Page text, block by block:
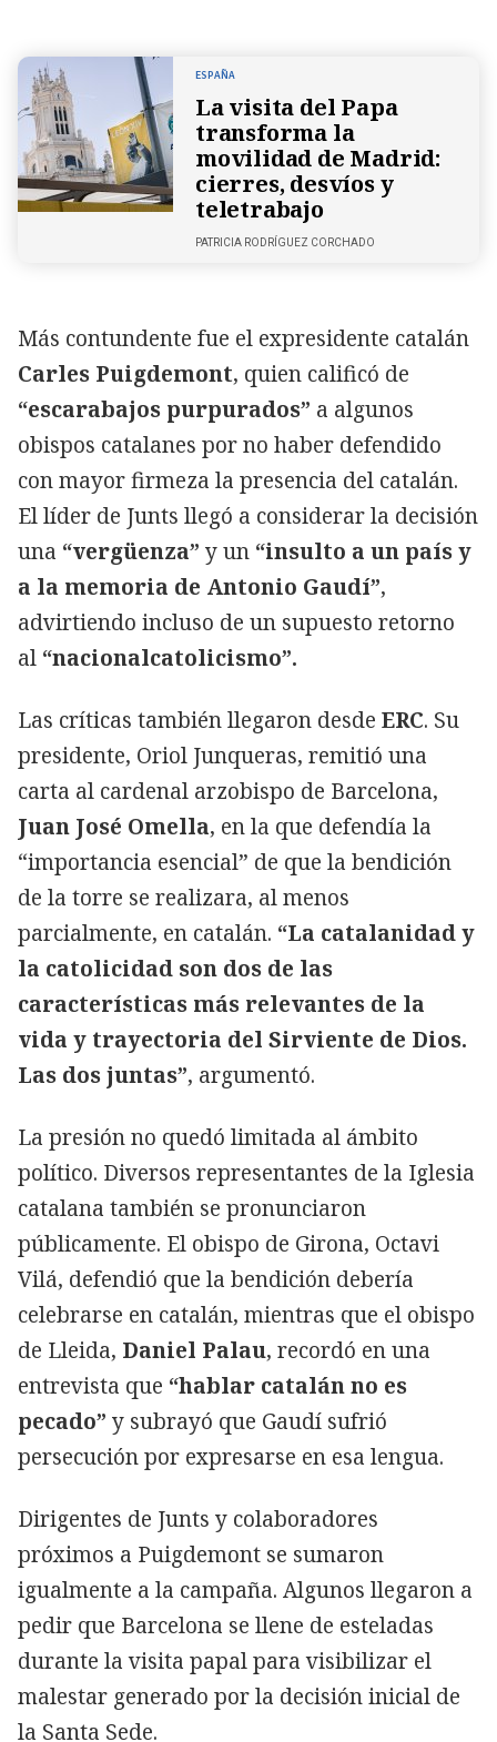
ESPAÑA
La visita del Papa
transforma la
movilidad de Madrid:
cierres, desvíos y
teletrabajo
PATRICIA RODRÍGUEZ CORCHADO
Más contundente fue el expresidente catalán
Carles Puigdemont, quien calificó de
“escarabajos purpurados” a algunos
obispos catalanes por no haber defendido
con mayor firmeza la presencia del catalán.
El líder de Junts llegó a considerar la decisión
una “vergüenza” y un “insulto a un país y
a la memoria de Antonio Gaudí”,
advirtiendo incluso de un supuesto retorno
al “nacionalcatolicismo”.
Las críticas también llegaron desde ERC. Su
presidente, Oriol Junqueras, remitió una
carta al cardenal arzobispo de Barcelona,
Juan José Omella, en la que defendía la
“importancia esencial” de que la bendición
de la torre se realizara, al menos
parcialmente, en catalán. “La catalanidad y
la catolicidad son dos de las
características más relevantes de la
vida y trayectoria del Sirviente de Dios.
Las dos juntas”, argumentó.
La presión no quedó limitada al ámbito
político. Diversos representantes de la Iglesia
catalana también se pronunciaron
públicamente. El obispo de Girona, Octavi
Vilá, defendió que la bendición debería
celebrarse en catalán, mientras que el obispo
de Lleida, Daniel Palau, recordó en una
entrevista que “hablar catalán no es
pecado” y subrayó que Gaudí sufrió
persecución por expresarse en esa lengua.
Dirigentes de Junts y colaboradores
próximos a Puigdemont se sumaron
igualmente a la campaña. Algunos llegaron a
pedir que Barcelona se llene de esteladas
durante la visita papal para visibilizar el
malestar generado por la decisión inicial de
la Santa Sede.